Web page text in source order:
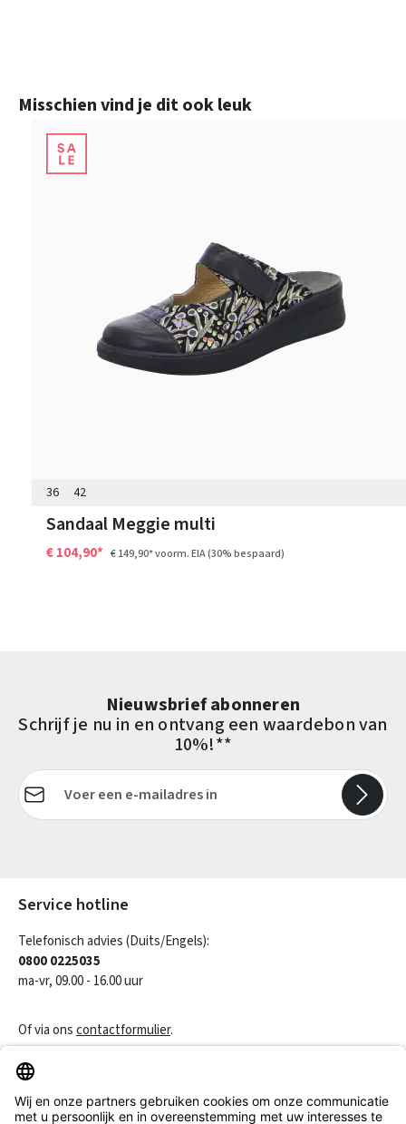
Productgalerij overslaan
Misschien vind je dit ook leuk
36 42
Sandaal Meggie multi
€ 104,90* € 149,90*voorm. EIA(30% bespaard)
Nieuwsbrief abonneren
Schrijf je nu in en ontvang een waardebon van
10%!**
E-mailadres*
Service hotline
Telefonisch advies (Duits/Engels):
0800 0225035
ma-vr, 09.00 - 16.00 uur
Of via onscontactformulier.